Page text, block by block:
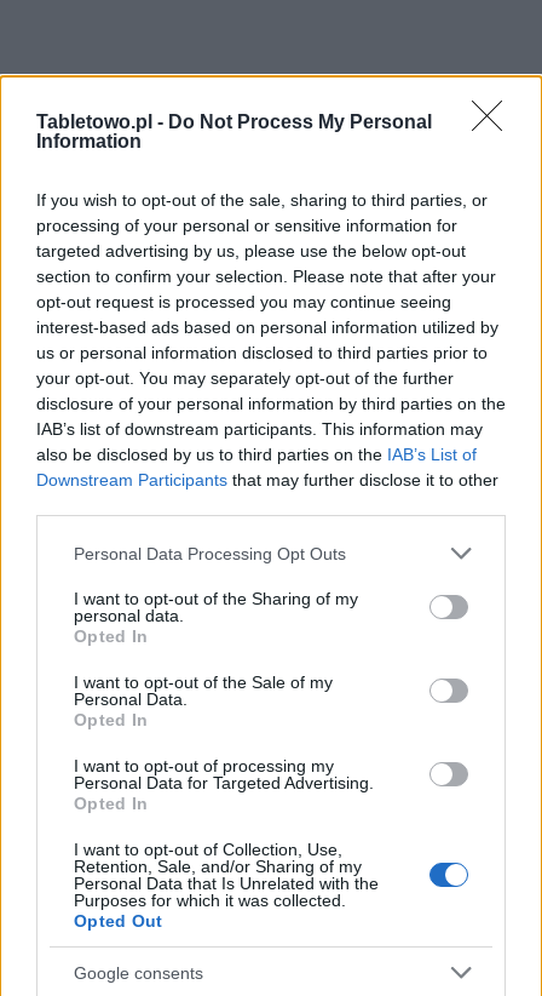
Tabletowo.pl - Do Not Process My Personal
Information
If you wish to opt-out of the sale, sharing to third parties, or
processing of your personal or sensitive information for
targeted advertising by us, please use the below opt-out
section to confirm your selection. Please note that after your
opt-out request is processed you may continue seeing
interest-based ads based on personal information utilized by
us or personal information disclosed to third parties prior to
your opt-out. You may separately opt-out of the further
disclosure of your personal information by third parties on the
IAB’s list of downstream participants. This information may
also be disclosed by us to third parties on the IAB’s List of
Downstream Participants that may further disclose it to other
Please note that this website/app uses one or more Google
not limited to your visit or usage behaviour. You may click to
grant or deny consent to Google and its third-party tags to
use your data for below specified purposes in below Google
consent section.
Personal Data Processing Opt Outs
I want to opt-out of the Sharing of my
personal data.
Opted In
I want to opt-out of the Sale of my
Personal Data.
Opted In
I want to opt-out of processing my
Personal Data for Targeted Advertising.
Opted In
I want to opt-out of Collection, Use,
Retention, Sale, and/or Sharing of my
Personal Data that Is Unrelated with the
Purposes for which it was collected.
Opted Out
Google consents